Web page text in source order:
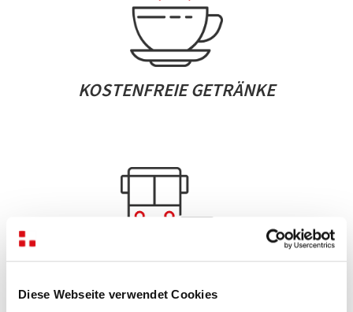
Diese Webseite verwendet Cookies
KOSTENFREIE GETRÄNKE
GUTE VERKEHRSANBINDUNG,
PARKPLÄTZE FÜR PKW, FAHRRAD UND